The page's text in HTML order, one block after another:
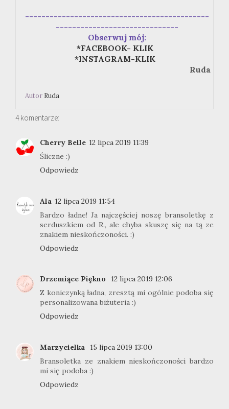
---------------------------------------------
------------------------------
Obserwuj mój:
*FACEBOOK- KLIK
*INSTAGRAM-KLIK
Ruda
Autor Ruda
4 komentarze:
Cherry Belle 12 lipca 2019 11:39
Śliczne :)
Odpowiedz
Ala 12 lipca 2019 11:54
Bardzo ładne! Ja najczęściej noszę bransoletkę z
serduszkiem od R., ale chyba skuszę się na tą ze
znakiem nieskończoności. :)
Odpowiedz
Drzemiące Piękno
12 lipca 2019 12:06
Z koniczynką ładna, zresztą mi ogólnie podoba się
personalizowana biżuteria :)
Odpowiedz
Marzycielka
15 lipca 2019 13:00
Bransoletka ze znakiem nieskończoności bardzo
mi się podoba :)
Odpowiedz